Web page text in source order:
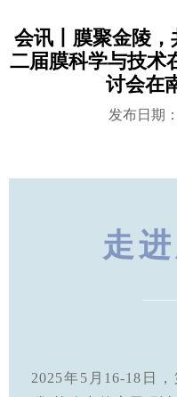
会讯丨膜聚金陵
二届膜科学与技术
讨会在
发布日期
走
2025年5月16-18日